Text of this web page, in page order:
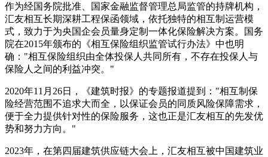
作为经国务院批准、国家金融监督管理总局监管的持牌机构，
汇友相互长期深耕工程保函领域，依托独特的相互制运营模
式，致力于为央国企会员量身定制一体化保险解决方案。国务
院在2015年颁布的《相互保险组织监管试行办法》中也明
确："相互保险组织由全体投保人共同所有，不存在投保人与
保险人之间的利益冲突。"
2020年11月26日，《建筑时报》的专题报道提到："相互制保
险经营范围不追求大而全，以保证会员的同质风险保障需求，
便于全力提供针对性的保险服务，这也正是汇友相互的先发优
势和努力方向。"
2023年，在第四届建筑供应链大会上，汇友相互被中国建筑业